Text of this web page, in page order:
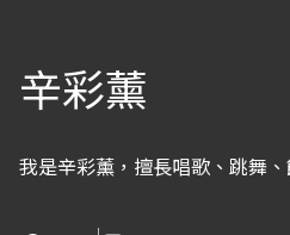
辛彩薰
我是辛彩薰，擅長唱歌、跳舞